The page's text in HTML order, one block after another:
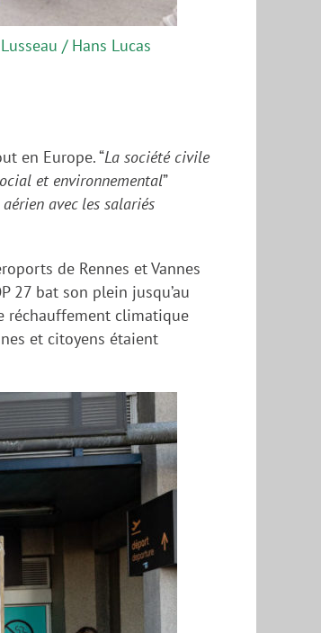
/ Hans Lucas
en Europe. “La société civile
et environnemental”
avec les salariés
de Rennes et Vannes
27 bat son plein jusqu’au
réchauffement climatique
et citoyens étaient